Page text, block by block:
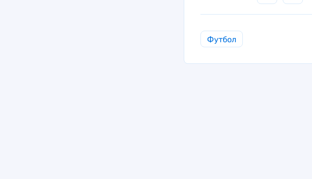
Футбол